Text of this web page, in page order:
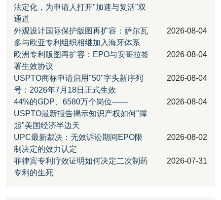
法定化，为申请人打开"加速与复活"双
通道
外观设计国际保护版图再扩容：萨尔瓦
多与欧亚专利组织相继加入海牙体系
2026-08-04
欧洲专利版图再扩容：EPO与安哥拉签
署生效协议
2026-08-04
USPTO商标申请启用"50"字头新序列
号：2026年7月18日正式生效
2026-08-04
44%的GDP、6580万个岗位——
USPTO最新报告揭示知识产权如何"撑
起"美国经济半边天
2026-08-04
UPC最新裁决：无效诉讼期间EPO限
制决定的效力认定
2026-08-02
菲律宾专利疗效证明如何决定二次制药
专利的生死
2026-07-31